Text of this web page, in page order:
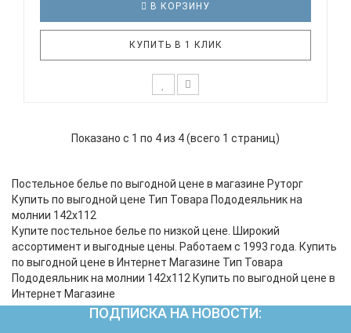
В КОРЗИНУ
КУПИТЬ В 1 КЛИК
каждый родитель подходит очень основательно.
веселый рисунок, высокая устойчивость к частым
стиркам – очень важные пар..
Показано с 1 по 4 из 4 (всего 1 страниц)
Постельное белье по выгодной цене в магазине Руторг
Купить по выгодной цене Тип Товара Пододеяльник на
молнии 142х112
Купите постельное белье по низкой цене. Широкий
ассортимент и выгодные цены. Работаем с 1993 года. Купить
по выгодной цене в Интернет Магазине Тип Товара
Пододеяльник на молнии 142х112 Купить по выгодной цене в
Интернет Магазине
ПОДПИСКА НА НОВОСТИ: